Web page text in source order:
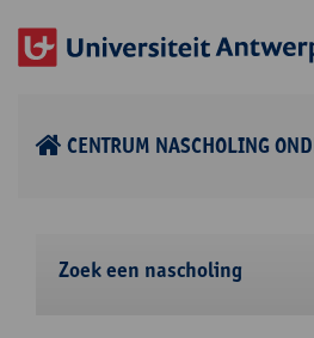
CENTRUM NASCHOLING
Zoek een nascholing